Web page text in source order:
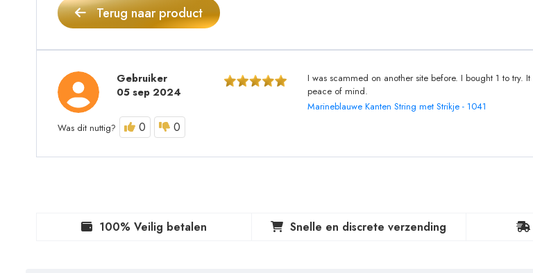
Terug naar product
Gebruiker
05 sep 2024
I was scammed on another site before. I bought 1 to try.
peace of mind.
Marineblauwe Kanten String met Strikje - 1041
Was dit nuttig?
0 0
100% Veilig betalen Snelle en discrete verzending